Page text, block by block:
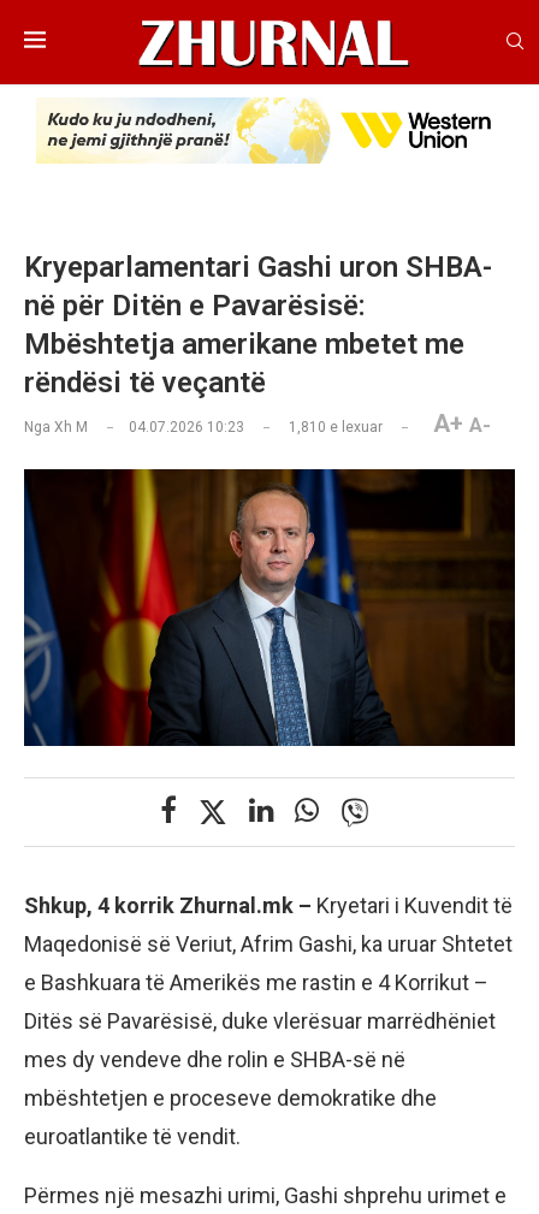
Kryeparlamentari Gashi uron SHBA-
në për Ditën e Pavarësisë:
Mbështetja amerikane mbetet me
rëndësi të veçantë
Nga Xh M 04.07.2026 10:23 1,810 e lexuar A+ A-
Shkup, 4 korrik Zhurnal.mk – Kryetari i Kuvendit të
Maqedonisë së Veriut, Afrim Gashi, ka uruar Shtetet
e Bashkuara të Amerikës me rastin e 4 Korrikut –
Ditës së Pavarësisë, duke vlerësuar marrëdhëniet
mes dy vendeve dhe rolin e SHBA-së në
mbështetjen e proceseve demokratike dhe
euroatlantike të vendit.
Përmes një mesazhi urimi, Gashi shprehu urimet e